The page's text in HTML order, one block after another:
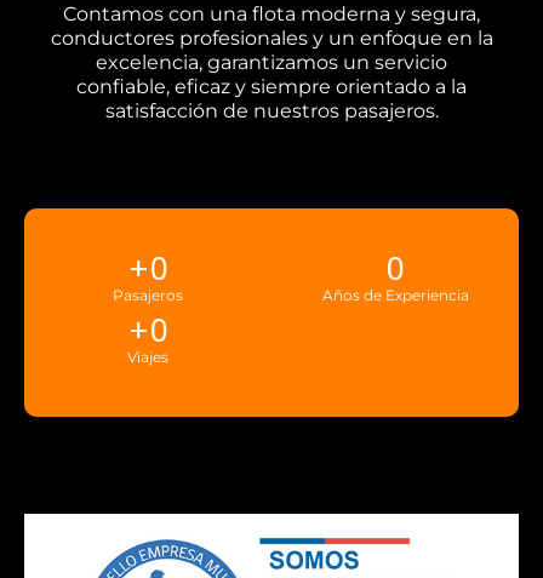
Contamos con una flota moderna y segura,
conductores profesionales y un enfoque en la
excelencia, garantizamos un servicio
confiable, eficaz y siempre orientado a la
satisfacción de nuestros pasajeros.
Pasajeros
+0
Años de Experiencia
0
Viajes
+0